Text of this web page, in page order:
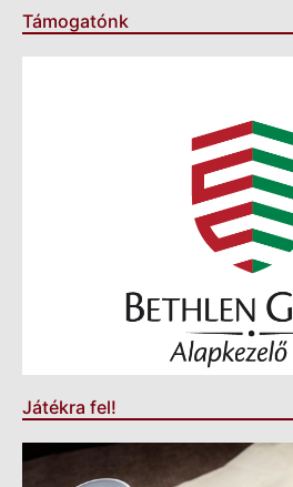
Támogatónk
Játékra fel!